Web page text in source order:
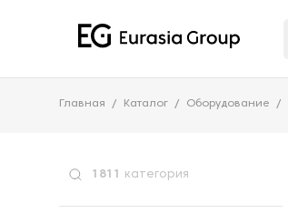
Главная Каталог Оборудование
1811 категория